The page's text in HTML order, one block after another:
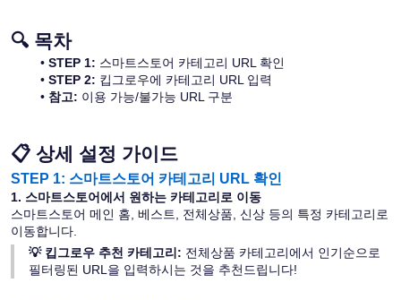
🔍 목차
STEP 1: 스마트스토어 카테고리 URL 확인
STEP 2: 킵그로우에 카테고리 URL 입력
참고: 이용 가능/불가능 URL 구분
📋 상세 설정 가이드
STEP 1: 스마트스토어 카테고리 URL 확인
1. 스마트스토어에서 원하는 카테고리로 이동
스마트스토어 메인 홈, 베스트, 전체상품, 신상 등의 특정 카테고리로
이동합니다.
💡 킵그로우 추천 카테고리: 전체상품 카테고리에서 인기순으로
필터링된 URL을 입력하시는 것을 추천드립니다!